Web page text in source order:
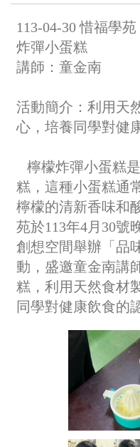
113-04-30 惜福學
炸彈小蛋糕
講師：童金南
活動簡介： 利用天
心，培養同學對健
檸檬炸彈小蛋糕
糕，這種小蛋糕通
檸檬的清新香味和
苑於113年4月30號
創想空間舉辦「品
動，盛邀童金南講
糕，利用天然食材
同學對健康飲食的